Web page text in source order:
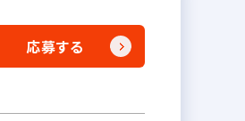
応募する